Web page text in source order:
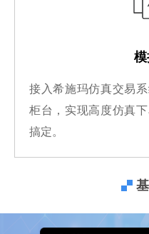
接入希施玛仿真交易
柜台，实现高度仿真
搞定。